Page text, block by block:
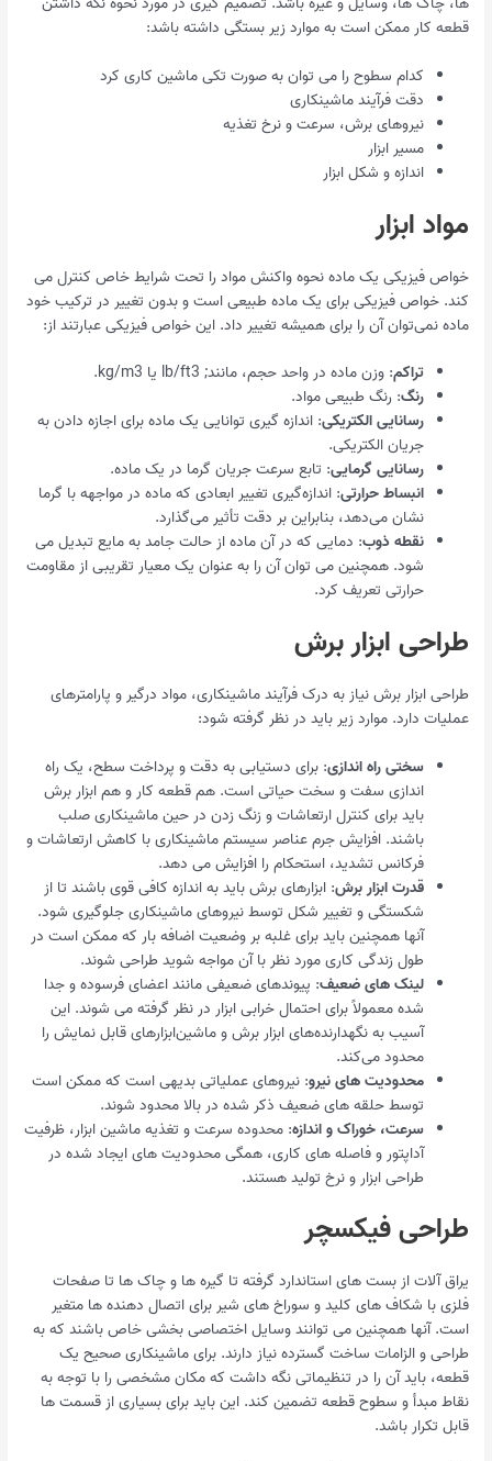
قطعه کار ممکن است به موارد زیر بستگی داشته باشد:
کدام سطوح را می توان به صورت تکی ماشین کاری کرد
دقت فرآیند ماشینکاری
نیروهای برش، سرعت و نرخ تغذیه
مسیر ابزار
اندازه و شکل ابزار
مواد ابزار
خواص فیزیکی یک ماده نحوه واکنش مواد را تحت شرایط خاص کنترل می
کند. خواص فیزیکی برای یک ماده طبیعی است و بدون تغییر در ترکیب خود
ماده نمی‌توان آن را برای همیشه تغییر داد. این خواص فیزیکی عبارتند از:
تراکم: وزن ماده در واحد حجم، مانند; lb/ft3 یا kg/m3.
رنگ: رنگ طبیعی مواد.
رسانایی الکتریکی: اندازه گیری توانایی یک ماده برای اجازه دادن به
جریان الکتریکی.
رسانایی گرمایی: تابع سرعت جریان گرما در یک ماده.
انبساط حرارتی: اندازه‌گیری تغییر ابعادی که ماده در مواجهه با گرما
نشان می‌دهد، بنابراین بر دقت تأثیر می‌گذارد.
نقطه ذوب: دمایی که در آن ماده از حالت جامد به مایع تبدیل می
شود. همچنین می توان آن را به عنوان یک معیار تقریبی از مقاومت
حرارتی تعریف کرد.
طراحی ابزار برش
طراحی ابزار برش نیاز به درک فرآیند ماشینکاری، مواد درگیر و پارامترهای
عملیات دارد. موارد زیر باید در نظر گرفته شود:
سختی راه اندازی: برای دستیابی به دقت و پرداخت سطح، یک راه
اندازی سفت و سخت حیاتی است. هم قطعه کار و هم ابزار برش
باید برای کنترل ارتعاشات و زنگ زدن در حین ماشینکاری صلب
باشند. افزایش جرم عناصر سیستم ماشینکاری با کاهش ارتعاشات و
فرکانس تشدید، استحکام را افزایش می دهد.
قدرت ابزار برش: ابزارهای برش باید به اندازه کافی قوی باشند تا از
شکستگی و تغییر شکل توسط نیروهای ماشینکاری جلوگیری شود.
آنها همچنین باید برای غلبه بر وضعیت اضافه بار که ممکن است در
طول زندگی کاری مورد نظر با آن مواجه شوید طراحی شوند.
لینک های ضعیف: پیوندهای ضعیفی مانند اعضای فرسوده و جدا
شده معمولاً برای احتمال خرابی ابزار در نظر گرفته می شوند. این
آسیب به نگهدارنده‌های ابزار برش و ماشین‌ابزارهای قابل نمایش را
محدود می‌کند.
محدودیت های نیرو: نیروهای عملیاتی بدیهی است که ممکن است
توسط حلقه های ضعیف ذکر شده در بالا محدود شوند.
سرعت، خوراک و اندازه: محدوده سرعت و تغذیه ماشین ابزار، ظرفیت
آداپتور و فاصله های کاری، همگی محدودیت های ایجاد شده در
طراحی ابزار و نرخ تولید هستند.
طراحی فیکسچر
یراق آلات از بست های استاندارد گرفته تا گیره ها و چاک ها تا صفحات
فلزی با شکاف های کلید و سوراخ های شیر برای اتصال دهنده ها متغیر
است. آنها همچنین می توانند وسایل اختصاصی بخشی خاص باشند که به
طراحی و الزامات ساخت گسترده نیاز دارند. برای ماشینکاری صحیح یک
قطعه، باید آن را در تنظیماتی نگه داشت که مکان مشخصی را با توجه به
نقاط مبدأ و سطوح قطعه تضمین کند. این باید برای بسیاری از قسمت ها
قابل تکرار باشد.